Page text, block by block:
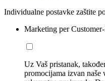
Individualne postavke zaštite
Marketing per
Uz Vaš pristanak,
promocijama izvan naše